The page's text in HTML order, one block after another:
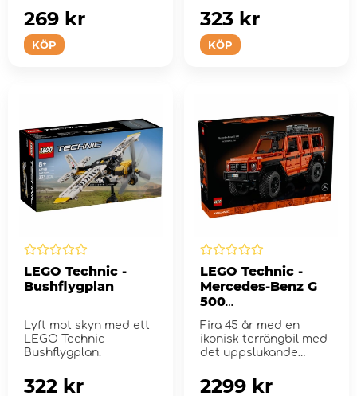
KÖP
269 kr
KÖP
323 kr
LEGO Technic -
Bushflygplan
Lyft mot skyn med ett
LEGO Technic
Bushflygplan.
322 kr
LEGO Technic -
Mercedes-Benz G
500
PROFESSIONAL
Line
Fira 45 år med en
ikonisk terrängbil med
det uppslukande
2299 kr